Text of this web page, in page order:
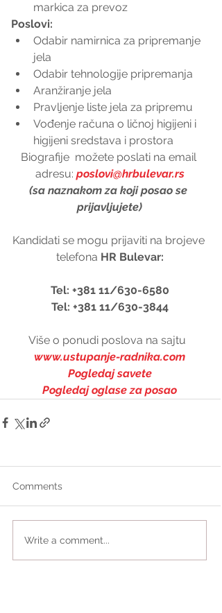
markica za prevoz
Poslovi:
Odabir namirnica za pripremanje
jela
Odabir tehnologije pripremanja
Aranžiranje jela
Pravljenje liste jela za pripremu
Vođenje računa o ličnoj higijeni i
higijeni sredstava i prostora
Biografije  možete poslati na email
adresu: poslovi@hrbulevar.rs
(sa naznakom za koji posao se
prijavljujete)
Kandidati se mogu prijaviti na brojeve
telefona HR Bulevar:
Tel: +381 11/630-6580
Tel: +381 11/630-3844
Više o ponudi poslova na sajtu
www.ustupanje-radnika.com
Pogledaj savete
Pogledaj oglase za posao
Comments
Write a comment...